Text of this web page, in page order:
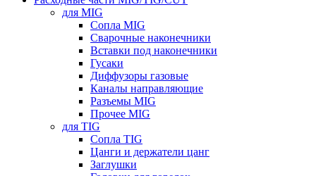
для MIG
Сопла MIG
Сварочные наконечники
Вставки под наконечники
Гусаки
Диффузоры газовые
Каналы направляющие
Разъемы MIG
Прочее MIG
для TIG
Сопла TIG
Цанги и держатели цанг
Заглушки